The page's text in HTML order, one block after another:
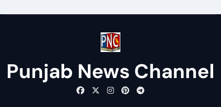
Punjab News Channel